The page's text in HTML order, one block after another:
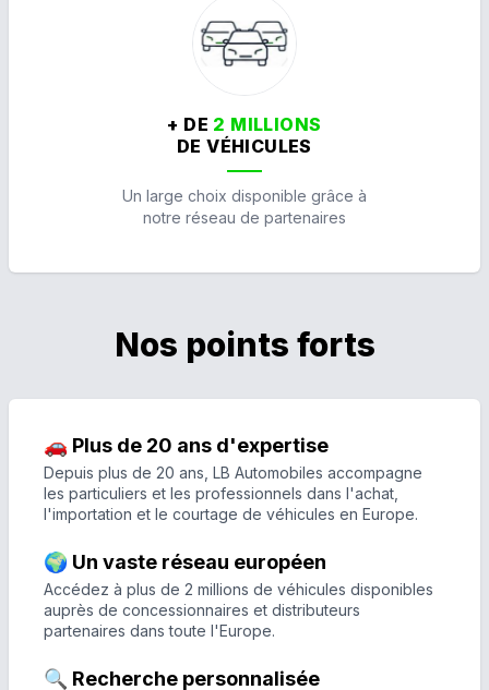
+ DE 2 MILLIONS
DE VÉHICULES
Un large choix disponible grâce à
notre réseau de partenaires
Nos points forts
🚗 Plus de 20 ans d'expertise
Depuis plus de 20 ans, LB Automobiles accompagne
les particuliers et les professionnels dans l'achat,
l'importation et le courtage de véhicules en Europe.
🌍 Un vaste réseau européen
Accédez à plus de 2 millions de véhicules disponibles
auprès de concessionnaires et distributeurs
partenaires dans toute l'Europe.
🔍 Recherche personnalisée